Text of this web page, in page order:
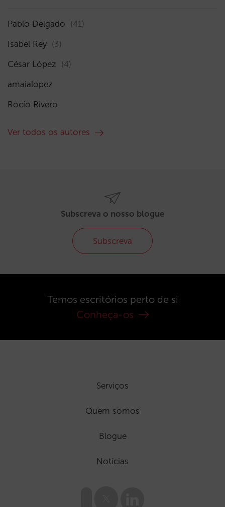
Pablo Delgado (41)
Isabel Rey (3)
César López (4)
amaialopez
Rocío Rivero
Ver todos os autores
Subscreva o nosso blogue
Subscreva
Temos escritórios perto de si
Conheça-os
Serviços
Quem somos
Blogue
Notícias